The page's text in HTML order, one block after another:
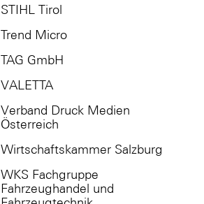
STIHL Tirol
Trend Micro
TAG GmbH
VALETTA
Verband Druck Medien
Österreich
Wirtschaftskammer Salzburg
WKS Fachgruppe
Fahrzeughandel und